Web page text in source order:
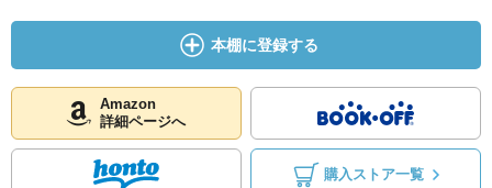
本棚に登録する
Amazon
詳細ページへ
購入ストア一覧